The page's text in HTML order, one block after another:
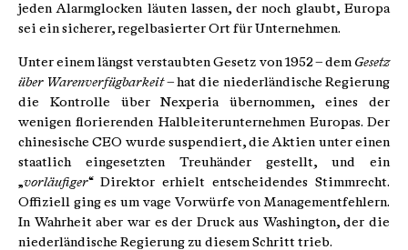
jeden Alarmglocken läuten lassen, der noch glaubt, Europa
sei ein sicherer, regelbasierter Ort für Unternehmen.
Unter einem längst verstaubten Gesetz von 1952 – dem Gesetz
über Warenverfügbarkeit– hat die niederländische Regierung
die Kontrolle über Nexperia übernommen, eines der
wenigen florierenden Halbleiterunternehmen Europas. Der
chinesische CEO wurde suspendiert, die Aktien unter einen
staatlich eingesetzten Treuhänder gestellt, und ein
„vorläufiger“ Direktor erhielt entscheidendes Stimmrecht.
Offiziell ging es um vage Vorwürfe von Managementfehlern.
In Wahrheit aber war es der Druck aus Washington, der die
niederländische Regierung zu diesem Schritt trieb.